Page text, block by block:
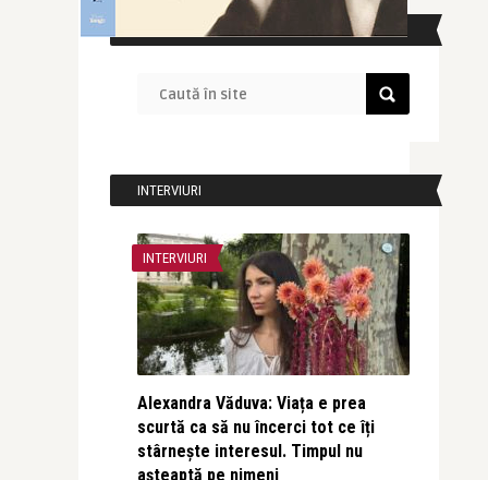
CAUTĂ ÎN SITE
INTERVIURI
INTERVIURI
Alexandra Văduva: Viața e prea
scurtă ca să nu încerci tot ce îți
stârnește interesul. Timpul nu
așteaptă pe nimeni